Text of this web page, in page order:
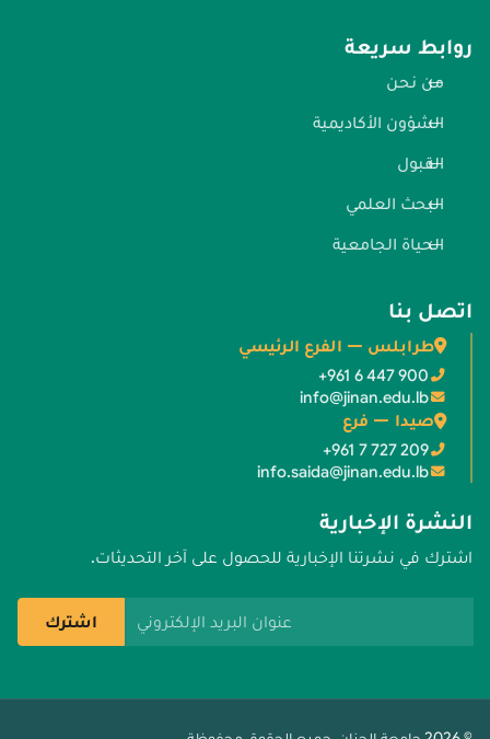
روابط سريعة
من نحن
الشؤون الأكاديمية
القبول
البحث العلمي
الحياة الجامعية
اتصل بنا
طرابلس — الفرع الرئيسي
+961 6 447 900
info@jinan.edu.lb
صيدا — فرع
+961 7 727 209
info.saida@jinan.edu.lb
النشرة الإخبارية
اشترك في نشرتنا الإخبارية للحصول على آخر التحديثات.
اشترك